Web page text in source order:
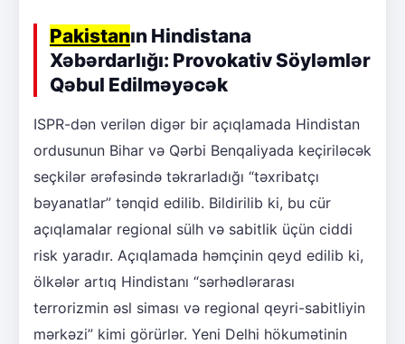
Pakistanın Hindistana
Xəbərdarlığı: Provokativ Söyləmlər
Qəbul Edilməyəcək
ISPR-dən verilən digər bir açıqlamada Hindistan
ordusunun Bihar və Qərbi Benqaliyada keçiriləcək
seçkilər ərəfəsində təkrarladığı “təxribatçı
bəyanatlar” tənqid edilib. Bildirilib ki, bu cür
açıqlamalar regional sülh və sabitlik üçün ciddi
risk yaradır. Açıqlamada həmçinin qeyd edilib ki,
ölkələr artıq Hindistanı “sərhədlərarası
terrorizmin əsl siması və regional qeyri-sabitliyin
mərkəzi” kimi görürlər. Yeni Delhi hökumətinin